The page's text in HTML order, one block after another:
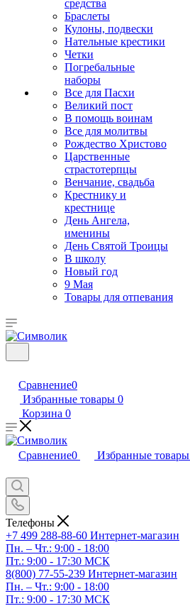
средства
Браслеты
Кулоны, подвески
Нательные крестики
Четки
Погребальные
наборы
Все для Пасхи
Великий пост
В помощь воинам
Все для молитвы
Рождество Христово
Царственные
страстотерпцы
Венчание, свадьба
Крестнику и
крестнице
День Ангела,
именины
День Святой Троицы
В школу
Новый год
9 Мая
Товары для отпевания
Сравнение0
Избранные товары 0
Корзина 0
Сравнение0 Избранные товары
Телефоны
+7 499 288-88-60 Интернет-магазин
Пн. – Чт.: 9:00 - 18:00
Пт.: 9:00 - 17:30 МСК
8(800) 77-55-239 Интернет-магазин
Пн. – Чт.: 9:00 - 18:00
Пт.: 9:00 - 17:30 МСК